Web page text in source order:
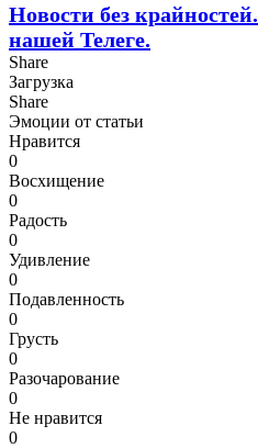
Новости без крайностей.
нашей Телеге.
Share
Загрузка
Share
Эмоции от статьи
Нравится
0
Восхищение
0
Радость
0
Удивление
0
Подавленность
0
Грусть
0
Разочарование
0
Не нравится
0